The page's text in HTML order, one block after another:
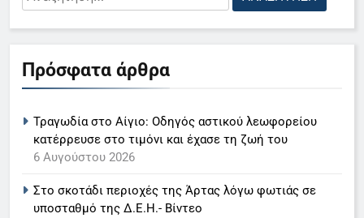
για:
Πρόσφατα άρθρα
Τραγωδία στο Αίγιο: Οδηγός αστικού λεωφορείου
κατέρρευσε στο τιμόνι και έχασε τη ζωή του
6 Αυγούστου 2026
Στο σκοτάδι περιοχές της Άρτας λόγω φωτιάς σε
υποσταθμό της Δ.Ε.Η.- Βίντεο
5
«τιμόνι» του κεντρικού δελτίου
ειδήσεων της ΕΡΤ
LIFESTYLE-MEDIA
6
LIFESTYLE-MEDIA